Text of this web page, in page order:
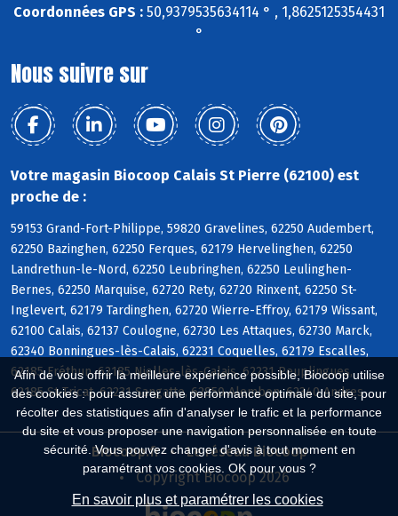
Afin de vous offrir la meilleure expérience possible, Biocoop utilise
des cookies : pour assurer une performance optimale du site, pour
récolter des statistiques afin d'analyser le trafic et la performance
du site et vous proposer une navigation personnalisée en toute
sécurité. Vous pouvez changer d'avis à tout moment en
paramétrant vos cookies. OK pour vous ?
En savoir plus et paramétrer les cookies
Coordonnées GPS : 50,9379535634114 ° , 1,8625125354431
°
Nous suivre sur
Votre magasin Biocoop Calais St Pierre (62100) est
proche de :
59153 Grand-Fort-Philippe, 59820 Gravelines, 62250 Audembert,
62250 Bazinghen, 62250 Ferques, 62179 Hervelinghen, 62250
Landrethun-le-Nord, 62250 Leubringhen, 62250 Leulinghen-
Bernes, 62250 Marquise, 62720 Rety, 62720 Rinxent, 62250 St-
Inglevert, 62179 Tardinghen, 62720 Wierre-Effroy, 62179 Wissant,
62100 Calais, 62137 Coulogne, 62730 Les Attaques, 62730 Marck,
62340 Bonningues-lès-Calais, 62231 Coquelles, 62179 Escalles,
62185 Fréthun, 62185 Nielles-lès-Calais, 62231 Peuplingues,
62185 St-Tricat, 62231 Sangatte, 62850 Alembon, 62340 Andres
Biocoop.fr
Le réseau Biocoop
Copyright Biocoop 2026